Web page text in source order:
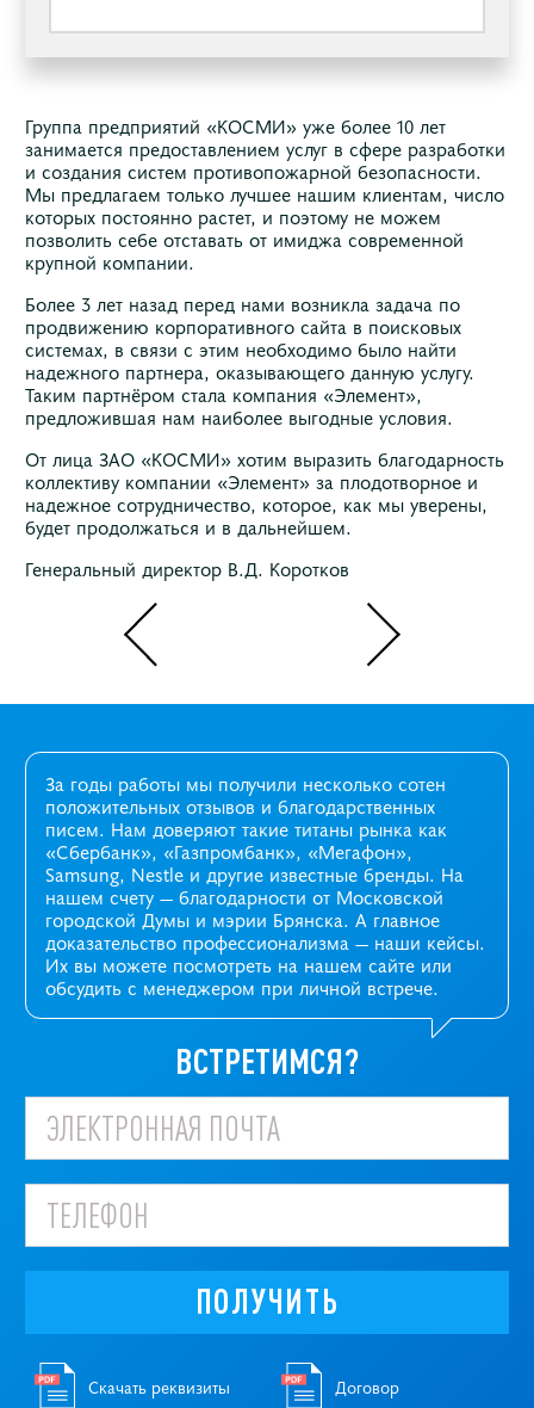
Группа предприятий «КОСМИ» уже более 10 лет
занимается предоставлением услуг в сфере разработки
и создания систем противопожарной безопасности.
Мы предлагаем только лучшее нашим клиентам, число
которых постоянно растет, и поэтому не можем
позволить себе отставать oт имиджа современной
крупной компании.
Более 3 лет назад перед нами возникла задача по
продвижению корпоративного сайта в поисковых
системах, в связи с этим необходимо было найти
надежного партнера, оказывающего данную услугу.
Таким партнёром стала компания «Элемент»,
предложившая нам наиболее выгодные условия.
От лица ЗАО «КОСМИ» хотим выразить благодарность
коллективу компании «Элемент» за плодотворное и
надежное сотрудничество, которое, как мы уверены,
будет продолжаться и в дальнейшем.
Генеральный директор В.Д. Коротков
За годы работы мы получили несколько сотен
положительных отзывов и благодарственных
писем. Нам доверяют такие титаны рынка как
«Сбербанк», «Газпромбанк», «Мегафон»,
Samsung, Nestle и другие известные бренды. На
нашем счету — благодарности от Московской
городской Думы и мэрии Брянска. А главное
доказательство профессионализма — наши кейсы.
Их вы можете посмотреть на нашем сайте или
обсудить с менеджером при личной встрече.
ВСТРЕТИМСЯ?
ПОЛУЧИТЬ
Скачать реквизиты Договор